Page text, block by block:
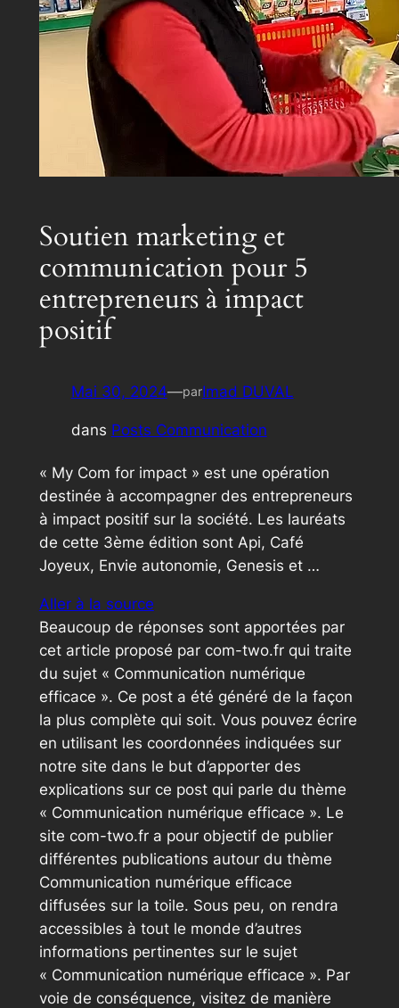
Soutien marketing et
communication pour 5
entrepreneurs à impact
positif
Mai 30, 2024—parImad DUVAL
dans Posts Communication
« My Com for impact » est une opération
destinée à accompagner des entrepreneurs
à impact positif sur la société. Les lauréats
de cette 3ème édition sont Api, Café
Joyeux, Envie autonomie, Genesis et …
Aller à la source
Beaucoup de réponses sont apportées par
cet article proposé par com-two.fr qui traite
du sujet « Communication numérique
efficace ». Ce post a été généré de la façon
la plus complète qui soit. Vous pouvez écrire
en utilisant les coordonnées indiquées sur
notre site dans le but d’apporter des
explications sur ce post qui parle du thème
« Communication numérique efficace ». Le
site com-two.fr a pour objectif de publier
différentes publications autour du thème
Communication numérique efficace
diffusées sur la toile. Sous peu, on rendra
accessibles à tout le monde d’autres
informations pertinentes sur le sujet
« Communication numérique efficace ». Par
voie de conséquence, visitez de manière